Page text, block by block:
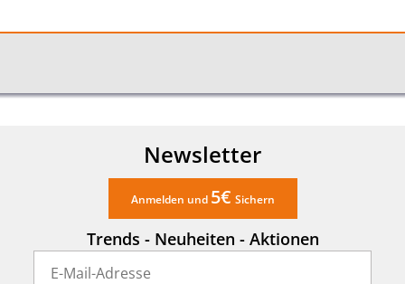
Newsletter
Anmelden und 5€ Sichern
Trends - Neuheiten - Aktionen